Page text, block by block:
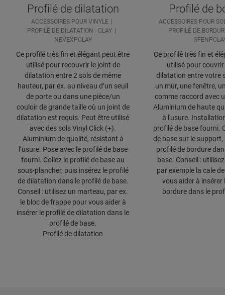
Profilé de dilatation
ACCESSOIRES POUR VINYLE
PROFILÉ DE DILATATION - CLAY
NEVEXPCLAY
Ce profilé très fin et élégant peut être
utilisé pour recouvrir le joint de
dilatation entre 2 sols de même
hauteur, par ex. au niveau d’un seuil
de porte ou dans une pièce/un
couloir de grande taille où un joint de
dilatation est requis. Peut être utilisé
avec des sols Vinyl Click (+).
Aluminium de qualité, résistant à
l’usure. Pose avec le profilé de base
fourni. Collez le profilé de base au
sous-plancher, puis insérez le profilé
de dilatation dans le profilé de base.
Conseil : utilisez un marteau, par ex.
le bloc de frappe pour vous aider à
insérer le profilé de dilatation dans le
profilé de base.
Profilé de dilatation
Profilé de
ACCESSOIRES POUR
PROFILÉ DE
Ce profilé très fin et
utilisé pour couvrir
dilatation entre votre
un mur, une fenêtre,
comme raccord avec
Aluminium de haute
à l'usure.
profilé de base fourni.
de base sur le support,
profilé de bordure
base. Conseil :
par exemple la cale
vous aider à insérer
bordure dans le